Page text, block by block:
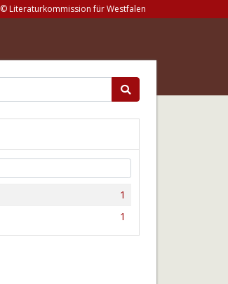
© Literaturkommission für Westfalen
1
1